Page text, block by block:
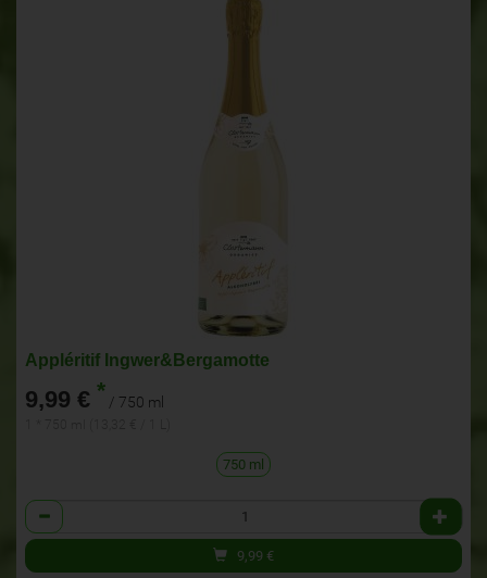
Appléritif Ingwer&Bergamotte
9,99 € * / 750 ml
750 ml
Anzahl
9,99 €